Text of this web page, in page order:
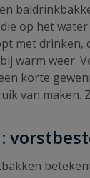
op het
met
warm weer.
korte
van